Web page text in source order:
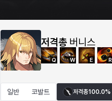
저격총 버니스
Q W E R
일반 코발트 저격총100.0%